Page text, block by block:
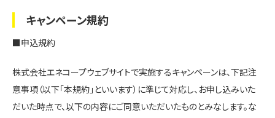
キャンペーン規約
■申込規約
株式会社エネコープウェブサイトで実施するキャンペーンは、下記注
意事項（以下「本規約」といいます）に準じて対応し、お申し込みいた
だいた時点で、以下の内容にご同意いただいたものとみなします。な